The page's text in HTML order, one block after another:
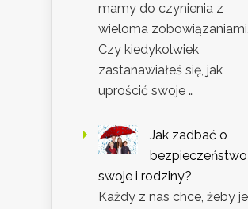
mamy do czynienia z
wieloma zobowiązaniami.
Czy kiedykolwiek
zastanawiałeś się, jak
uprościć swoje …
Jak zadbać o
bezpieczeństwo
swoje i rodziny?
Każdy z nas chce, żeby